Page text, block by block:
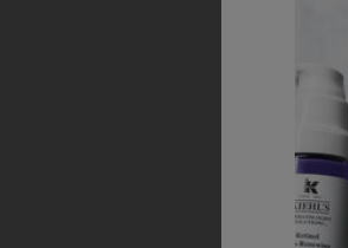
Vodeni